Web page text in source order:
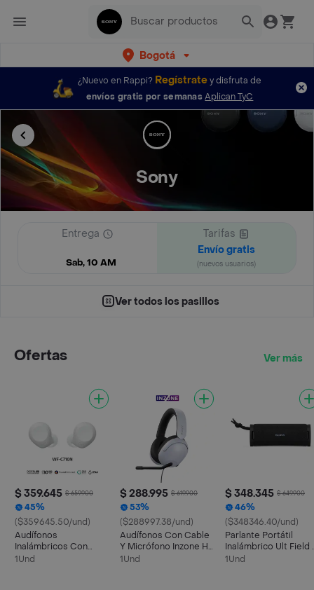
Bogotá
¿Nuevo en Rappi? Regístratey disfruta de
envíos gratis por semanas Aplican TyC
Sony
Entrega
Sab, 10 AM
Tarifas
Envío gratis
(nuevos usuarios)
Ver todos los pasillos
Ofertas Ver más
$ 359.645 $ 659.900
45%
($359645.50/und)
Audífonos
Inalámbricos Con
Noise Cancelling | Wf-
1Und
$ 288.995 $ 619.900
53%
($288997.38/und)
Audífonos Con Cable
Y Micrófono Inzone H3
Para Gaming - Mdr-
1Und
$ 348.345 $ 649.900
46%
($348346.40/und)
Parlante Portátil
Inalámbrico Ult Field
- Srs-ult10 - Negro
1Und